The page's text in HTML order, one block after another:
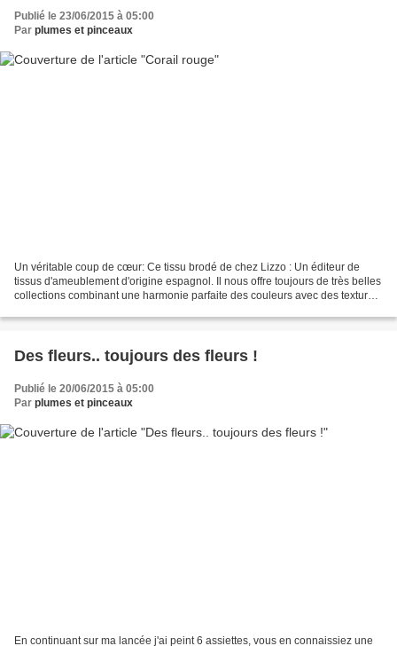
Publié le 23/06/2015 à 05:00
Par plumes et pinceaux
Un véritable coup de cœur: Ce tissu brodé de chez Lizzo : Un éditeur de
tissus d'ameublement d'origine espagnol. Il nous offre toujours de très belles
collections combinant une harmonie parfaite des couleurs avec des textures
Des fleurs.. toujours des fleurs !
Publié le 20/06/2015 à 05:00
Par plumes et pinceaux
En continuant sur ma lancée j'ai peint 6 assiettes, vous en connaissiez une